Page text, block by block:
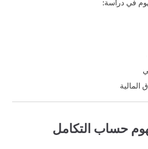
في دراسة:
المالية
حساب التكامل